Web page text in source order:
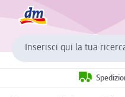
Inserisci qui la tua